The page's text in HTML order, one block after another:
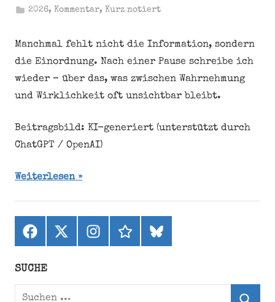
2026, Kommentar, Kurz notiert
Manchmal fehlt nicht die Information, sondern
die Einordnung. Nach einer Pause schreibe ich
wieder – über das, was zwischen Wahrnehmung
und Wirklichkeit oft unsichtbar bleibt.
Beitragsbild: KI-generiert (unterstützt durch
ChatGPT / OpenAI)
Weiterlesen
Facebook
X
(ehemals
Instagramthreadsbluesky
SUCHE
Suchen